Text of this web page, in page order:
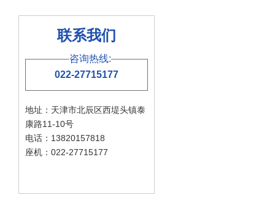
联系我们
咨询热线:
022-27715177
地址：天津市北辰区西堤头镇泰
康路11-10号
电话：13820157818
座机：022-27715177